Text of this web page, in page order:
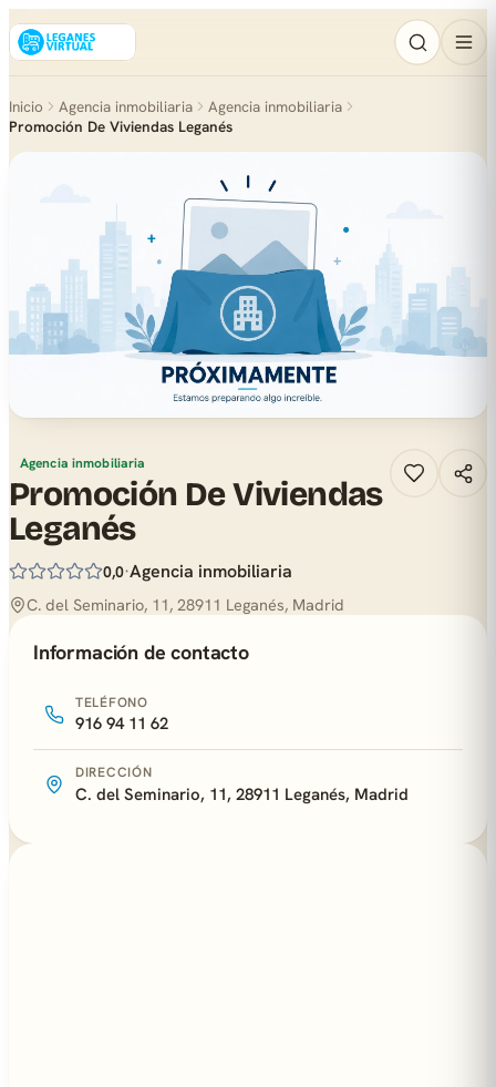
Inicio Agencia inmobiliaria
Agencia inmobiliaria
Promoción De Viviendas Leganés
Agencia inmobiliaria
Promoción De Viviendas
Leganés
0,0·Agencia inmobiliaria
C. del Seminario, 11, 28911 Leganés, Madrid
Información de contacto
TELÉFONO
916 94 11 62
DIRECCIÓN
C. del Seminario, 11, 28911 Leganés, Madrid